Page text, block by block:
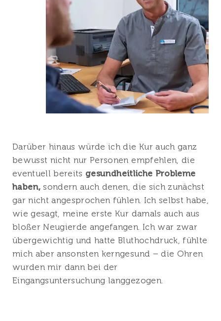
Darüber hinaus würde ich die Kur auch ganz
bewusst nicht nur Personen empfehlen, die
eventuell bereits gesundheitliche Probleme
haben, sondern auch denen, die sich zunächst
gar nicht angesprochen fühlen. Ich selbst habe,
wie gesagt, meine erste Kur damals auch aus
bloßer Neugierde angefangen. Ich war zwar
übergewichtig und hatte Bluthochdruck, fühlte
mich aber ansonsten kerngesund – die Ohren
wurden mir dann bei der
Eingangsuntersuchung langgezogen.